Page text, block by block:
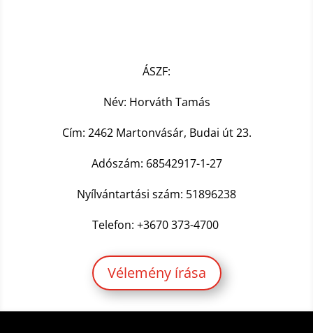
ÁSZF:
Név: Horváth Tamás
Cím: 2462 Martonvásár, Budai út 23.
Adószám: 68542917-1-27
Nyílvántartási szám: 51896238
Telefon: +3670 373-4700
Vélemény írása